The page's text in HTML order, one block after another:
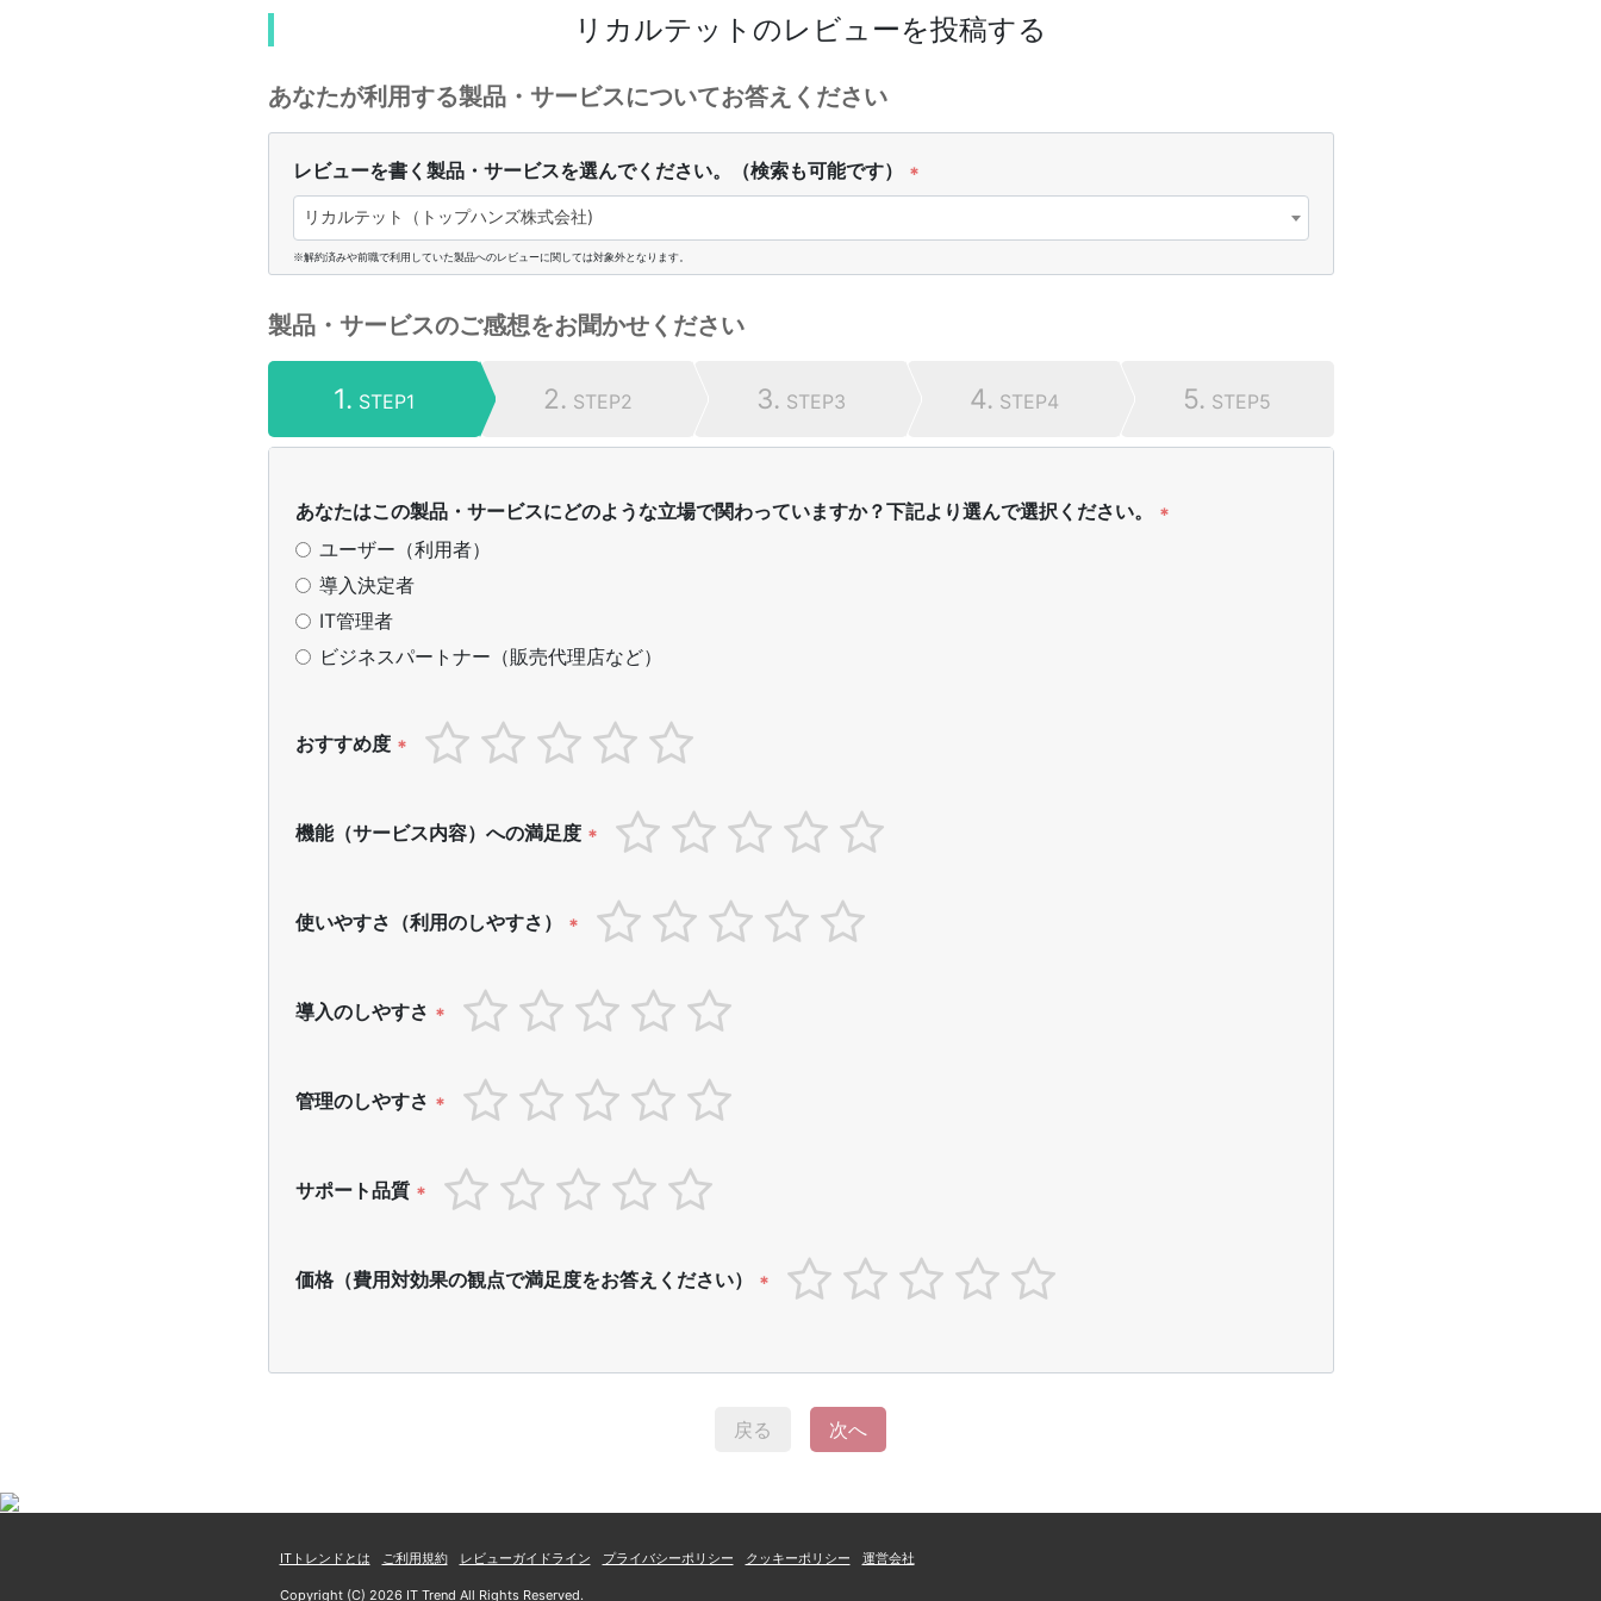
リカルテット のレビューを投稿する
あなたが利用する製品・サービスについてお答えください
レビューを書く製品・サービスを選んでください。（検索も可能です） *
リカルテット（トップハンズ株式会社)
※解約済みや前職で利用していた製品へのレビューに関しては対象外となります。
製品・サービスのご感想をお聞かせください
1. STEP1 2. STEP2 3. STEP3 4. STEP4 5. STEP5
あなたはこの製品・サービスにどのような立場で関わっていますか？下記より選んで選択ください。
*
ユーザー（利用者）
導入決定者
IT管理者
ビジネスパートナー（販売代理店など）
おすすめ度 *
機能（サービス内容）への満足度 *
使いやすさ（利用のしやすさ） *
導入のしやすさ *
管理のしやすさ *
サポート品質 *
価格（費用対効果の観点で満足度をお答えください） *
戻る 次へ
ITトレンドとは ご利用規約 レビューガイドライン プライバシーポリシー クッキーポリシー 運営会社
Copyright (C) 2026 IT Trend All Rights Reserved.